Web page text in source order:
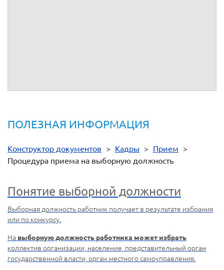
ПОЛЕЗНАЯ ИНФОРМАЦИЯ
Конструктор документов > Кадры > Прием >
Процедура приема на выборную должность
Понятие выборной должности
Выборная должность работник получает в результате избрания
или по конкурсу.
На выборную должность работника может избрать
коллектив организации, население, представительный орган
государственной власти, орган местного самоуправления.